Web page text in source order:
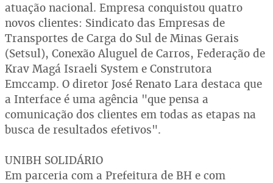
atuação nacional. Empresa conquistou quatro
novos clientes: Sindicato das Empresas de
Transportes de Carga do Sul de Minas Gerais
(Setsul), Conexão Aluguel de Carros, Federação de
Krav Magá Israeli System e Construtora
Emccamp. O diretor José Renato Lara destaca que
a Interface é uma agência "que pensa a
comunicação dos clientes em todas as etapas na
busca de resultados efetivos".
UNIBH SOLIDÁRIO
Em parceria com a Prefeitura de BH e com